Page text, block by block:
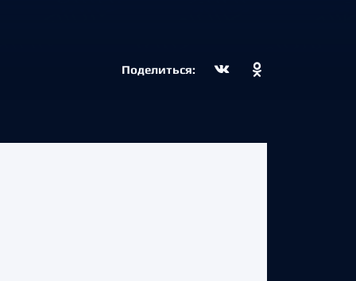
Поделиться: